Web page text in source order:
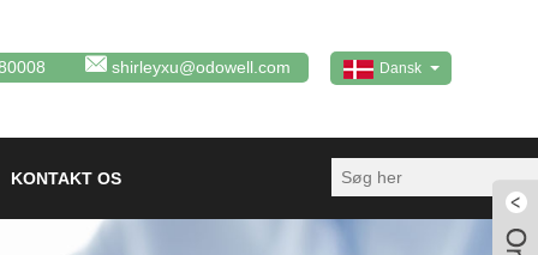
Dansk
shirleyxu@odowell.com
KONTAKT OS